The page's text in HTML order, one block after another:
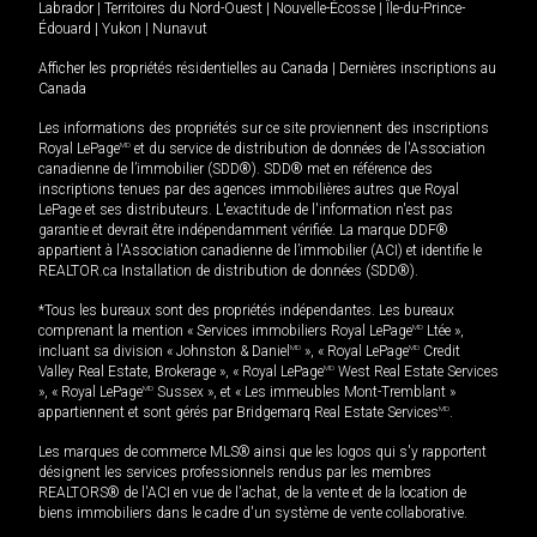
Labrador Territoires du Nord-Ouest Nouvelle-Écosse
Île-du-Prince-
Édouard
Yukon Nunavut
Afficher les propriétés résidentielles au Canada
Dernières inscriptions au
Canada
Les informations des propriétés sur ce site proviennent des inscriptions
Royal LePageMD et du service de distribution de données de l'Association
canadienne de l’immobilier (SDD®). SDD® met en référence des
inscriptions tenues par des agences immobilières autres que Royal
LePage et ses distributeurs. L'exactitude de l'information n'est pas
garantie et devrait être indépendamment vérifiée. La marque DDF®
appartient à l'Association canadienne de l’immobilier (ACI) et identifie le
REALTOR.ca Installation de distribution de données (SDD®).
*Tous les bureaux sont des propriétés indépendantes. Les bureaux
comprenant la mention « Services immobiliers Royal LePageMD Ltée »,
incluant sa division « Johnston & Daniel MD », « Royal LePageMD Credit
Valley Real Estate, Brokerage », « Royal LePageMD West Real Estate Services
», « Royal LePageMD Sussex », et « Les immeubles Mont-Tremblant »
appartiennent et sont gérés par Bridgemarq Real Estate ServicesMD.
Les marques de commerce MLS® ainsi que les logos qui s'y rapportent
désignent les services professionnels rendus par les membres
REALTORS® de l'ACI en vue de l'achat, de la vente et de la location de
biens immobiliers dans le cadre d'un système de vente collaborative.